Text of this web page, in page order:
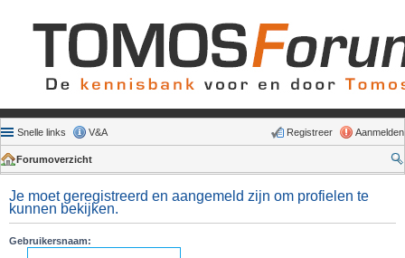
Snelle links V&A Aanmelden
Registreer
Forumoverzicht
Je moet geregistreerd en aangemeld zijn om profielen te
kunnen bekijken.
Gebruikersnaam: